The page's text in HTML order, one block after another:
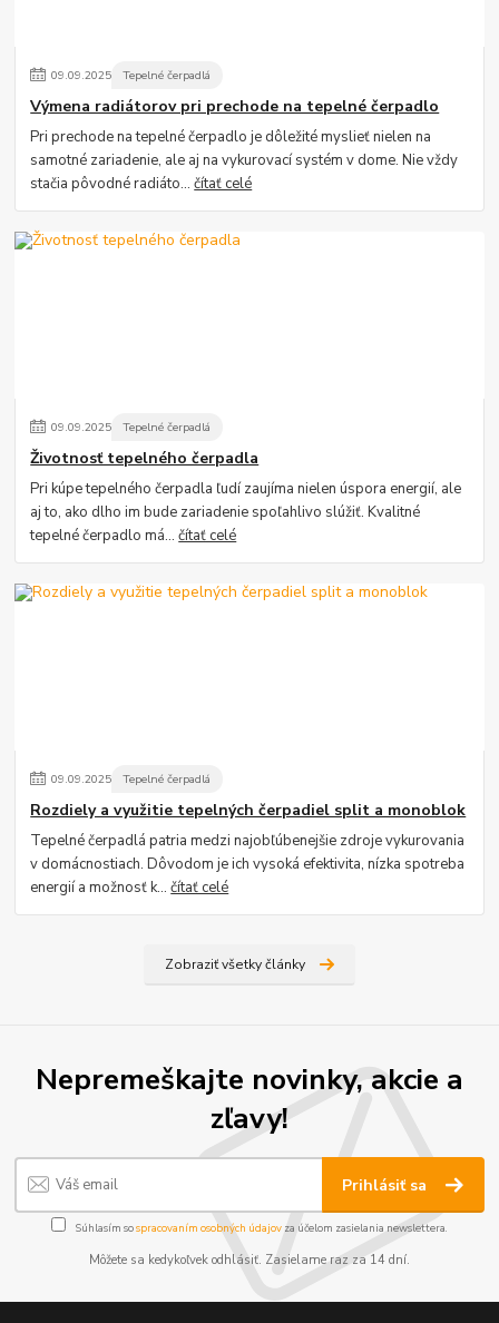
09.09.2025 Tepelné čerpadlá
Výmena radiátorov pri prechode na tepelné čerpadlo
Pri prechode na tepelné čerpadlo je dôležité myslieť nielen na
samotné zariadenie, ale aj na vykurovací systém v dome. Nie vždy
stačia pôvodné radiáto...čítať celé
09.09.2025 Tepelné čerpadlá
Životnosť tepelného čerpadla
Pri kúpe tepelného čerpadla ľudí zaujíma nielen úspora energií, ale
aj to, ako dlho im bude zariadenie spoľahlivo slúžiť. Kvalitné
tepelné čerpadlo má...čítať celé
09.09.2025 Tepelné čerpadlá
Rozdiely a využitie tepelných čerpadiel split a monoblok
Tepelné čerpadlá patria medzi najobľúbenejšie zdroje vykurovania
v domácnostiach. Dôvodom je ich vysoká efektivita, nízka spotreba
energií a možnosť k...čítať celé
Zobraziť všetky články
Nepremeškajte novinky, akcie a
zľavy!
Prihlásiť sa
Súhlasím sospracovaním osobných údajov za účelom zasielania newslettera.
Môžete sa kedykoľvek odhlásiť. Zasielame raz za 14 dní.